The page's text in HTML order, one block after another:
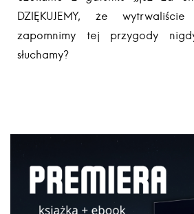
DZIĘKUJEMY, że
zapomnimy tej przygody
słuchamy?